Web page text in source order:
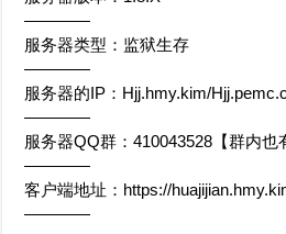
————
服务器类型：监狱生存
————
服务器的IP：Hjj.hmy.kim/
————
服务器QQ群：410043528【群内也
————
客户端地址：https://
————